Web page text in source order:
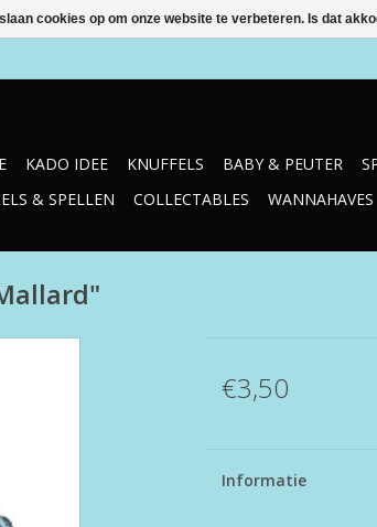
KADO IDEE KNUFFELS BABY & PEUTER
& SPELLEN
COLLECTABLES WANNAHAVES
€3,50
Informatie
cookies op om onze website te verbeteren. Is dat